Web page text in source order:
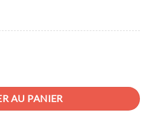
AU PANIER